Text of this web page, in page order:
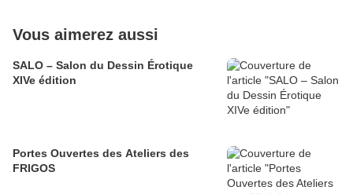
Vous aimerez aussi
SALO – Salon du Dessin Érotique
XIVe édition
Portes Ouvertes des Ateliers des
FRIGOS